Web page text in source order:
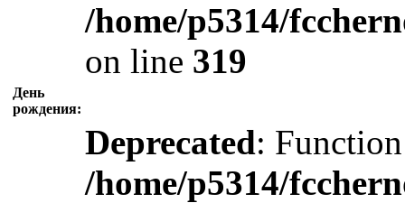
День
рождения:
/home/p5314/
on line 319
Deprecated:
/home/p5314/